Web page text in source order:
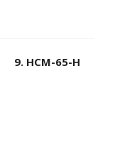
9. НСМ-65-Н